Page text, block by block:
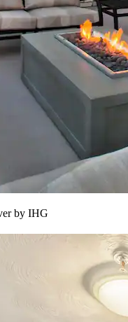
by IHG